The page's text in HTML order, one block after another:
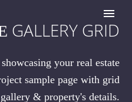
GALLERY GRID
your real estate
sample page with grid
gallery & property's details.